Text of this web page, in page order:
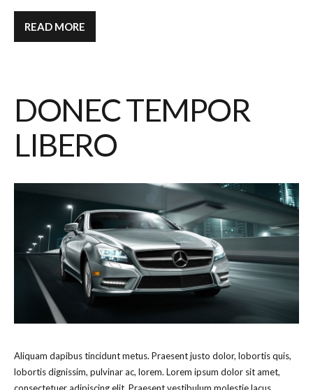
READ MORE
DONEC TEMPOR
LIBERO
Aliquam dapibus tincidunt metus. Praesent justo dolor, lobortis quis,
lobortis dignissim, pulvinar ac, lorem. Lorem ipsum dolor sit amet,